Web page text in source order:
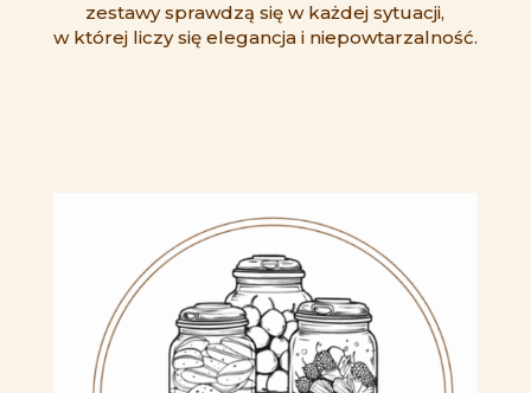
zestawy sprawdzą się w każdej sytuacji,
w której liczy się elegancja i niepowtarzalność.